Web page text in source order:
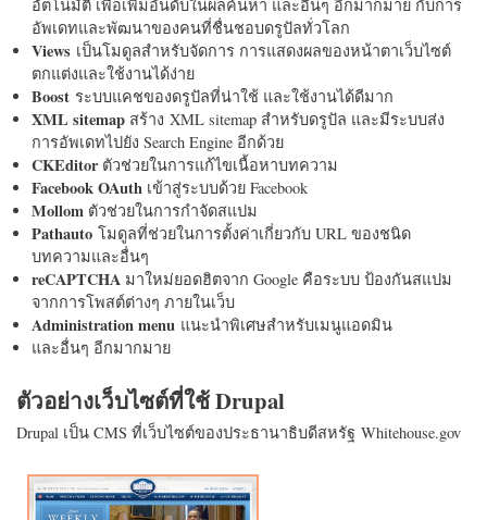
อัตโนมัติ เพื่อเพิ่มอันดับในผลค้นหา และอื่นๆ อีกมากมาย กับการ
อัพเดทและพัฒนาของคนที่ชื่นชอบดรูปัลทั่วโลก
Views เป็นโมดูลสำหรับจัดการ การแสดงผลของหน้าตาเว็บไซต์
ตกแต่งและใช้งานได้ง่าย
Boost ระบบแคชของดรูปัลที่น่าใช้ และใช้งานได้ดีมาก
XML sitemap สร้าง XML sitemap สำหรับดรูปัล และมีระบบส่ง
การอัพเดทไปยัง Search Engine อีกด้วย
CKEditorตัวช่วยในการแก้ไขเนื้อหาบทความ
Facebook OAuth เข้าสู่ระบบด้วย Facebook
Mollom ตัวช่วยในการกำจัดสแปม
Pathauto โมดูลที่ช่วยในการตั้งค่าเกี่ยวกับ URL ของชนิด
บทความและอื่นๆ
reCAPTCHA มาใหม่ยอดฮิตจาก Google คือระบบ ป้องกันสแปม
จากการโพสต์ต่างๆ ภายในเว็บ
Administration menu แนะนำพิเศษสำหรับเมนูแอดมิน
และอื่นๆ อีกมากมาย
ตัวอย่างเว็บไซต์ที่ใช้ Drupal
Drupal เป็น CMS ที่เว็บไซต์ของประธานาธิบดีสหรัฐ Whitehouse.gov